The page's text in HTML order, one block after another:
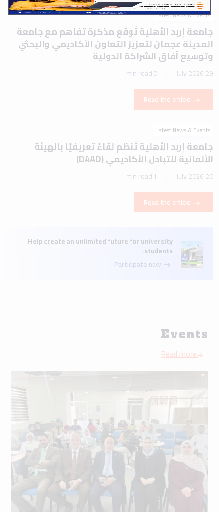
Latest News & Events
جامعة إربد الأهلية تُوقّع مذكرة تفاهم مع جامعة
المدينة عجمان لتعزيز التعاون الأكاديمي والبحثي
وتوسيع آفاق الشراكة الدولية
29 July 2026
0 min read
Read the article
Latest News & Events
جامعة إربد الأهلية تُنظم لقاءً تعريفيًا بالهيئة
الألمانية للتبادل الأكاديمي (DAAD)
20 July 2026
1 min read
Read the article
Help create an unlimited future for university
students.
Participate now
Events
Read more